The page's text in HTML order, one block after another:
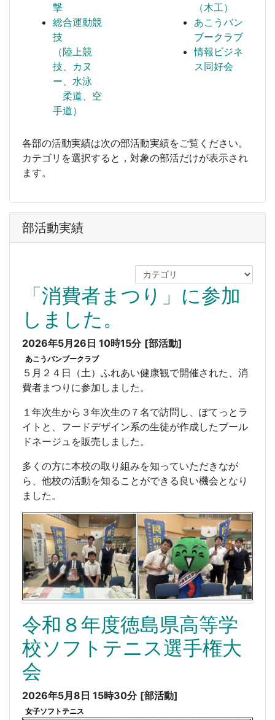
撃
総合運動競
技
（陸上競
技、カヌ
ー、水泳
柔道、空
手道）
（木工）
あこうバン
ブークラブ
情報ビジネ
ス同好会
各部の活動実績は次の部活動実績をご覧ください。
カテゴリを選択すると，対象の部活だけが表示され
ます。
部活動実績
「消費者まつり」に参加
しました。
2026年5月26日 10時15分 [部活動]
あこうバンブークラブ
５月２４日（土）ふれあい健康観で開催された、消
費者まつりに参加しました。
１年次生から３年次生の７名で訪問し、ぽてっとラ
イトと、フードデザイン系の生徒が作成したブール
ドネージュを販売しました。
多くの方に本校の取り組みを知っていただきなが
ら、他校の活動を知ることができる良い機会となり
ました。
令和８年度徳島県高等学
校ソフトテニス選手権大
会
2026年5月8日 15時30分 [部活動]
女子ソフトテニス